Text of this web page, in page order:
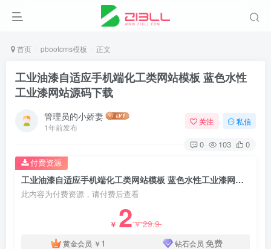
首页 pbootcms模板 正文
工业油漆自适应手机端化工类网站模板 蓝色水性
工业漆网站源码下载
管理员的小娇妻
1年前发布
关注 私信
0 103 0
工业油漆自适应手机端化工类网站模板 蓝色水性工业漆网站源码下载
此内容为付费资源，请付费后查看
￥ 2￥29.9
黄金会员 ￥ 1 钻石会员 免费
付费资源